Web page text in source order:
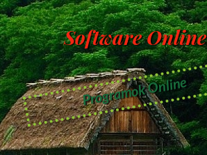
Software Online
Programok Online